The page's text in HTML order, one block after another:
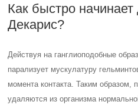
Как быстро начинает
Декарис?
Действуя на ганглиоподобные
парализует мускулатуру
момента контакта. Таким образом,
удаляются из организма